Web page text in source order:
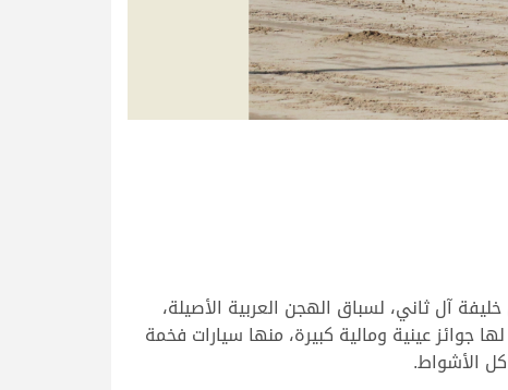
آل ثاني، لسباق الهجن العربية الأصيلة،
والزمول قبائل من مسافة 8 كيلومترات، والتي رصدت لها جوائز عينية ومالية كبيرة، منها سيارات فخمة
كل الأشواط.